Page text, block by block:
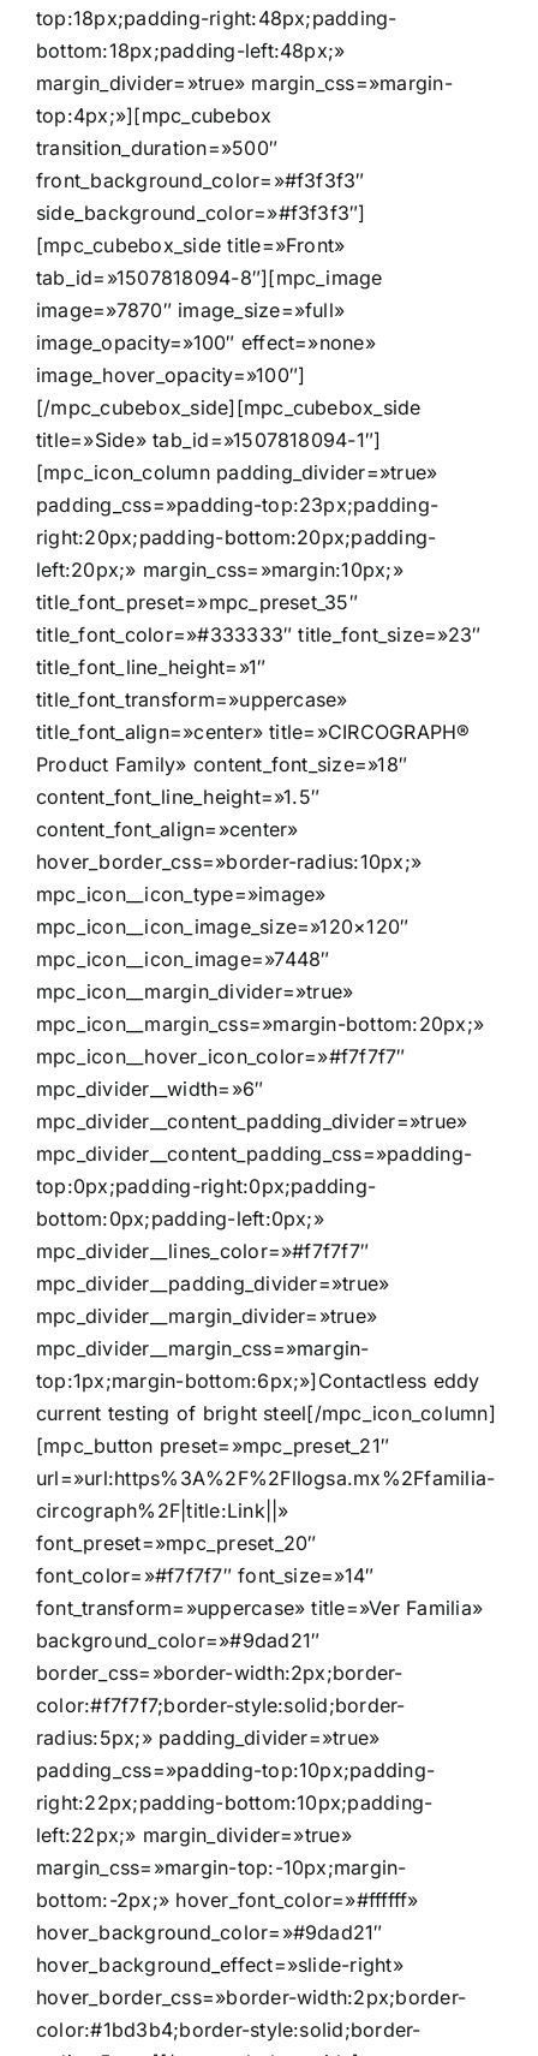
top:18px;padding-right:48px;padding-
bottom:18px;padding-left:48px;»
margin_divider=»true» margin_css=»margin-
top:4px;»][mpc_cubebox
transition_duration=»500″
front_background_color=»#f3f3f3″
side_background_color=»#f3f3f3″]
[mpc_cubebox_side title=»Front»
tab_id=»1507818094-8″][mpc_image
image=»7870″ image_size=»full»
image_opacity=»100″ effect=»none»
image_hover_opacity=»100″]
[/mpc_cubebox_side][mpc_cubebox_side
title=»Side» tab_id=»1507818094-1″]
[mpc_icon_column padding_divider=»true»
padding_css=»padding-top:23px;padding-
right:20px;padding-bottom:20px;padding-
left:20px;» margin_css=»margin:10px;»
title_font_preset=»mpc_preset_35″
title_font_color=»#333333″ title_font_size=»23″
title_font_line_height=»1″
title_font_transform=»uppercase»
title_font_align=»center» title=»CIRCOGRAPH®
Product Family» content_font_size=»18″
content_font_line_height=»1.5″
content_font_align=»center»
hover_border_css=»border-radius:10px;»
mpc_icon__icon_type=»image»
mpc_icon__icon_image_size=»120×120″
mpc_icon__icon_image=»7448″
mpc_icon__margin_divider=»true»
mpc_icon__margin_css=»margin-bottom:20px;»
mpc_icon__hover_icon_color=»#f7f7f7″
mpc_divider__width=»6″
mpc_divider__content_padding_divider=»true»
mpc_divider__content_padding_css=»padding-
top:0px;padding-right:0px;padding-
bottom:0px;padding-left:0px;»
mpc_divider__lines_color=»#f7f7f7″
mpc_divider__padding_divider=»true»
mpc_divider__margin_divider=»true»
mpc_divider__margin_css=»margin-
top:1px;margin-bottom:6px;»]Contactless eddy
current testing of bright steel[/mpc_icon_column]
[mpc_button preset=»mpc_preset_21″
url=»url:https%3A%2F%2Fllogsa.mx%2Ffamilia-
circograph%2F|title:Link||»
font_preset=»mpc_preset_20″
font_color=»#f7f7f7″ font_size=»14″
font_transform=»uppercase» title=»Ver Familia»
background_color=»#9dad21″
border_css=»border-width:2px;border-
color:#f7f7f7;border-style:solid;border-
radius:5px;» padding_divider=»true»
padding_css=»padding-top:10px;padding-
right:22px;padding-bottom:10px;padding-
left:22px;» margin_divider=»true»
margin_css=»margin-top:-10px;margin-
bottom:-2px;» hover_font_color=»#ffffff»
hover_background_color=»#9dad21″
hover_background_effect=»slide-right»
hover_border_css=»border-width:2px;border-
color:#1bd3b4;border-style:solid;border-